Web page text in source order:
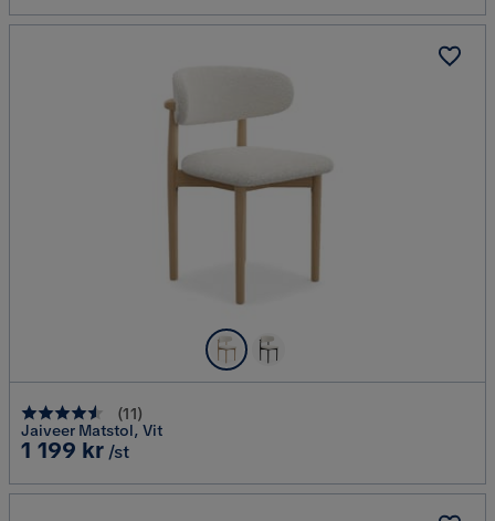
(11)
Jaiveer Matstol, Vit
Pris
1 199 kr /st